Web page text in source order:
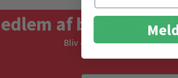
af
Bliv opdateret – og vær